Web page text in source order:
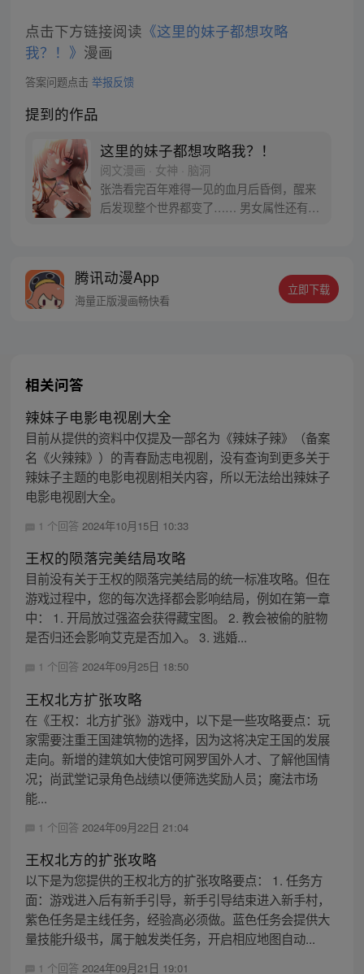
点击下方链接阅读 《这里的妹子都想攻略
我？！》 漫画
答案问题点击 举报反馈
提到的作品
这里的妹子都想攻略我？！
阅文漫画 · 女神 · 脑洞
张浩看完百年难得一见的血月后昏倒，醒来
后发现整个世界都变了…… 男女属性还有观
人看不起，甚至找不到男人。 女追男很正
常，男追女叫倒追…… “在这个妹子都倒追
腾讯动漫App
海量正版漫画畅快看
立即下载
相关问答
辣妹子电影电视剧大全
目前从提供的资料中仅提及一部名为《辣妹子辣》（备案
名《火辣辣》）的青春励志电视剧，没有查询到更多关于
辣妹子主题的电影电视剧相关内容，所以无法给出辣妹子
电影电视剧大全。
1 个回答 2024年10月15日 10:33
王权的陨落完美结局攻略
目前没有关于王权的陨落完美结局的统一标准攻略。但在
游戏过程中，您的每次选择都会影响结局，例如在第一章
中： 1. 开局放过强盗会获得藏宝图。 2. 教会被偷的脏物
是否归还会影响艾克是否加入。 3. 逃婚...
1 个回答 2024年09月25日 18:50
王权北方扩张攻略
在《王权：北方扩张》游戏中，以下是一些攻略要点：玩
家需要注重王国建筑物的选择，因为这将决定王国的发展
走向。新增的建筑如大使馆可网罗国外人才、了解他国情
况；尚武堂记录角色战绩以便筛选奖励人员；魔法市场
能...
1 个回答 2024年09月22日 21:04
王权北方的扩张攻略
以下是为您提供的王权北方的扩张攻略要点： 1. 任务方
面：游戏进入后有新手引导，新手引导结束进入新手村，
紫色任务是主线任务，经验高必须做。蓝色任务会提供大
量技能升级书，属于触发类任务，开启相应地图自动...
1 个回答 2024年09月21日 19:01